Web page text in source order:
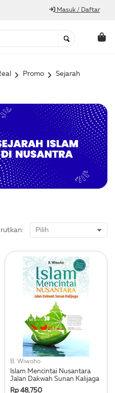
Masuk / Daftar
Promo
Sejarah
B. Wiwoho
Islam Mencintai Nusantara
Jalan Dakwah Sunan Kalijaga
Rp 48,750